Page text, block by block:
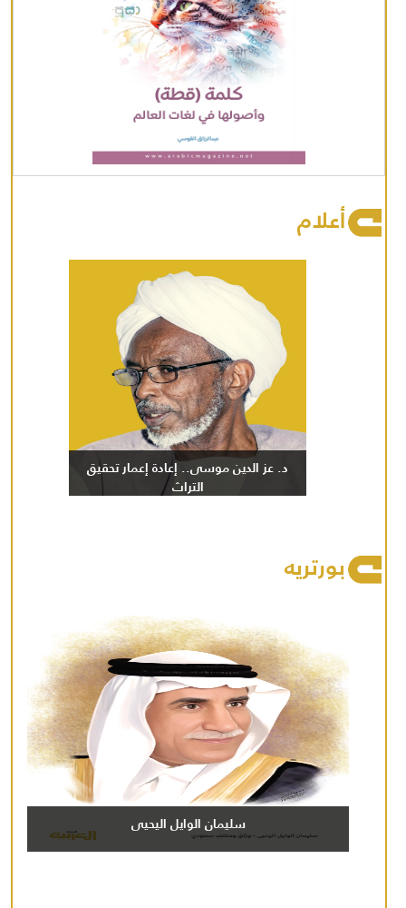
أعلام
د. عز الدين موسى.. إعادة إعمار تحقيق
التراث
بورتريه
سليمان الوايل اليحيى